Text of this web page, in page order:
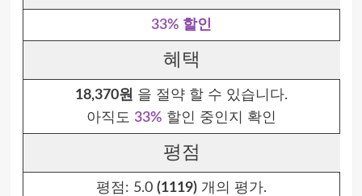
33% 할인
혜택
18,370원 을 절약 할 수 있습니다.
아직도 33% 할인 중인지 확인
평점
평점: 5.0 (1119)개의 평가.